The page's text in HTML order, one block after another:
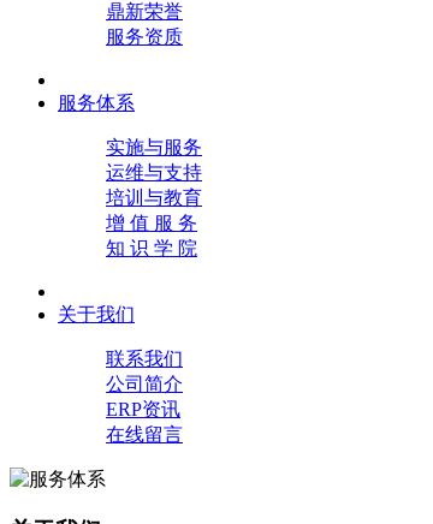
鼎新荣誉
服务资质
服务体系
实施与服务
运维与支持
培训与教育
增 值 服 务
知 识 学 院
关于我们
联系我们
公司简介
ERP资讯
在线留言